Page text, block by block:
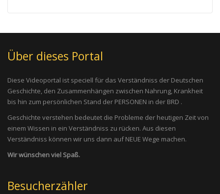
Über dieses Portal
Diese Videoportal ist speciell für das Verständniss der Deutschen
Geschichte, den Zusammenhängen zwischen Nahrung, Krankheit
bis hin zum persönlichen Stand der PERSONEN in der BRD .
Geschichte verstehen bedeutet die Probleme der heutigen Zeit von
einem Wissen in ein Verständniss zu rücken. Aus diesen
Verständniss können wir uns dann auf NEUE Wege machen.
Wir wünschen viel Spaß.
Besucherzähler